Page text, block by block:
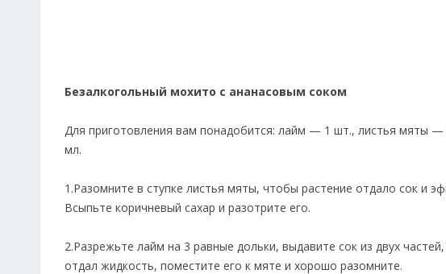
Безалкогольный мохито с ананасовым соком
Для приготовления вам понадобится: лайм — 1 шт., листья мяты
мл.
1.Разомните в ступке листья мяты, чтобы растение отдало сок и
Всыпьте коричневый сахар и разотрите его.
2.Разрежьте лайм на 3 равные дольки, выдавите сок из двух
отдал жидкость, поместите его к мяте и хорошо разомните.